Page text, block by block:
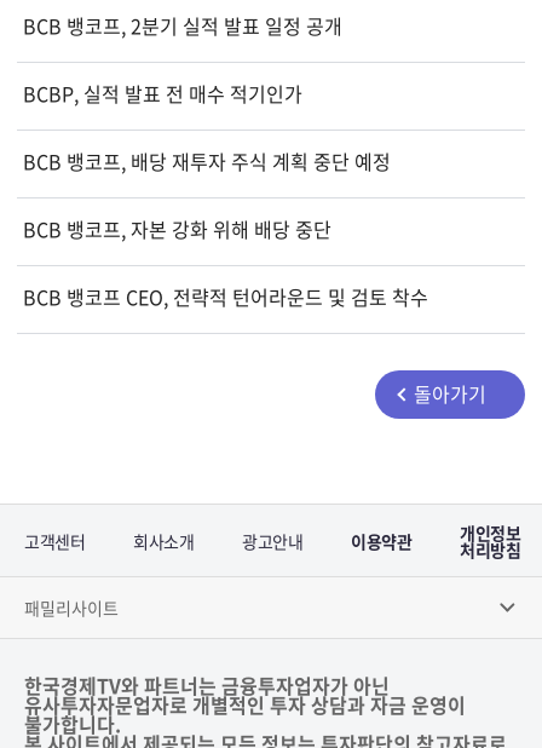
BCB 뱅코프, 2분기 실적 발표 일정 공개
BCBP, 실적 발표 전 매수 적기인가
BCB 뱅코프, 배당 재투자 주식 계획 중단 예정
BCB 뱅코프, 자본 강화 위해 배당 중단
BCB 뱅코프 CEO, 전략적 턴어라운드 및 검토 착수
돌아가기
고객센터 회사소개 광고안내 이용약관 개인정보
처리방침
패밀리사이트
한국경제TV와 파트너는 금융투자업자가 아닌
유사투자자문업자로 개별적인 투자 상담과 자금 운영이
불가합니다.